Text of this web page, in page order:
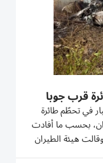
الطيار في تحطّم طائرة
بحسب ما أفادت
هيئة الطيران
من طراز